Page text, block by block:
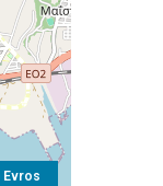
Evros